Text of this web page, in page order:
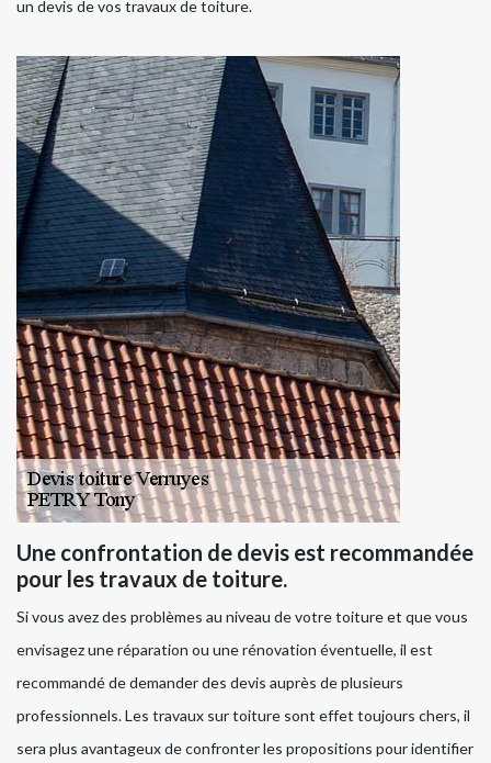
un devis de vos travaux de toiture.
Une confrontation de devis est recommandée
pour les travaux de toiture.
Si vous avez des problèmes au niveau de votre toiture et que vous
envisagez une réparation ou une rénovation éventuelle, il est
recommandé de demander des devis auprès de plusieurs
professionnels. Les travaux sur toiture sont effet toujours chers, il
sera plus avantageux de confronter les propositions pour identifier